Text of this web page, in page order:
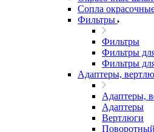
Сопла
Фильтры
Фильтры
Фильтры
Фильтры
Адаптеры,
Адаптеры,
Адаптеры
Вертлюги